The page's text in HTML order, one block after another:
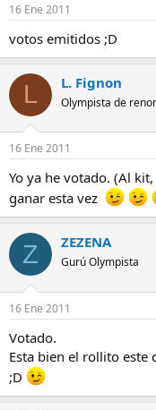
16 Ene 2011
votos emitidos ;D
L L. Fignon
Olympista de
16 Ene 2011
Yo ya he votado. (Al
ganar esta vez
Z ZEZENA
Gurú Olympista
16 Ene 2011
Votado.
Esta bien el rollito este
;D